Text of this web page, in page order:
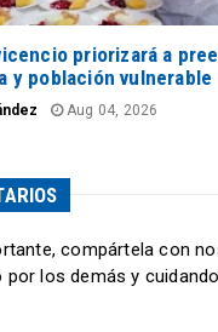
priorizará a
y población vulnerable
Aug 04, 2026
compártela con
por los demás y